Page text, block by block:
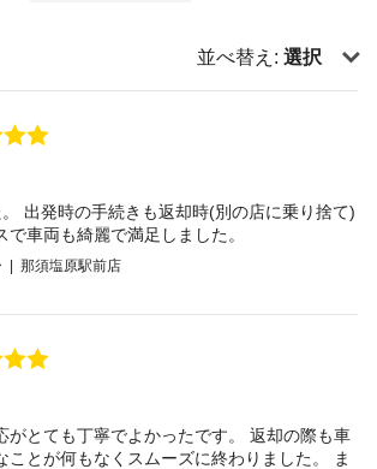
並べ替え: 選択
出発時の手続きも返却時(別の店に乗り捨て)
車両も綺麗で満足しました。
| 那須塩原駅前店
がとても丁寧でよかったです。 返却の際も車
ことが何もなくスムーズに終わりました。 ま